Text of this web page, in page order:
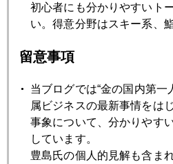
１０００ドルまで あと３０ドル
2008年02月28日
１０００ドルへの助走開始
初心者にも分かりやすいト
い。得意分野はスキー系、
留意事項
当ブログでは“金の国内第一
属ビジネスの最新事情をは
事象について、分かりやす
しています。
豊島氏の個人的見解も含ま